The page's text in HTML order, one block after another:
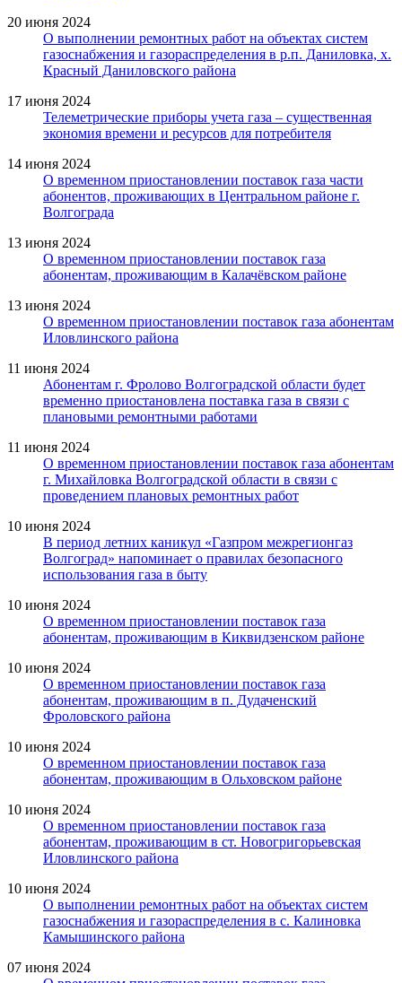
20 июня 2024
О выполнении ремонтных работ на объектах систем
газоснабжения и газораспределения в р.п. Даниловка, х.
Красный Даниловского района
17 июня 2024
Телеметрические приборы учета газа – существенная
экономия времени и ресурсов для потребителя
14 июня 2024
О временном приостановлении поставок газа части
абонентов, проживающих в Центральном районе г.
Волгограда
13 июня 2024
О временном приостановлении поставок газа
абонентам, проживающим в Калачёвском районе
13 июня 2024
О временном приостановлении поставок газа абонентам
Иловлинского района
11 июня 2024
Абонентам г. Фролово Волгоградской области будет
временно приостановлена поставка газа в связи с
плановыми ремонтными работами
11 июня 2024
О временном приостановлении поставок газа абонентам
г. Михайловка Волгоградской области в связи с
проведением плановых ремонтных работ
10 июня 2024
В период летних каникул «Газпром межрегионгаз
Волгоград» напоминает о правилах безопасного
использования газа в быту
10 июня 2024
О временном приостановлении поставок газа
абонентам, проживающим в Киквидзенском районе
10 июня 2024
О временном приостановлении поставок газа
абонентам, проживающим в п. Дудаченский
Фроловского района
10 июня 2024
О временном приостановлении поставок газа
абонентам, проживающим в Ольховском районе
10 июня 2024
О временном приостановлении поставок газа
абонентам, проживающим в ст. Новогригорьевская
Иловлинского района
10 июня 2024
О выполнении ремонтных работ на объектах систем
газоснабжения и газораспределения в с. Калиновка
Камышинского района
07 июня 2024